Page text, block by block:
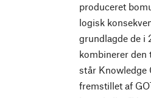
produceret
logisk
grundlagde de i
kombinerer den
står Knowledge
fremstillet af